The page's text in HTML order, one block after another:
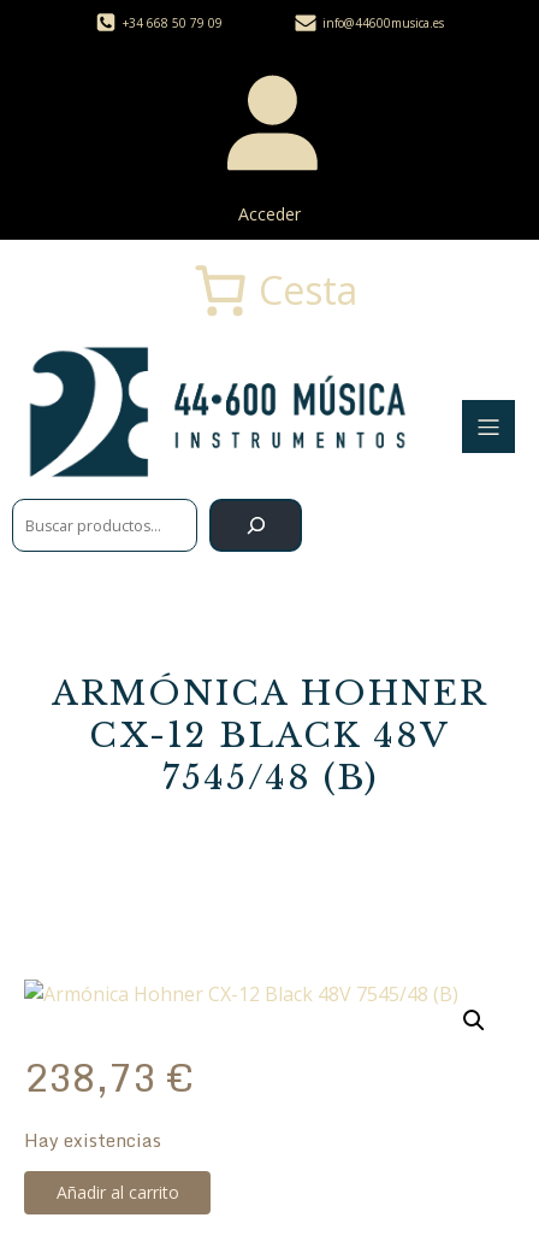
+34 668 50 79 09 info@44600musica.es
Acceder
Buscar
Cesta
ARMÓNICA HOHNER
CX-12 BLACK 48V
7545/48 (B)
238,73 €
Hay existencias
Armónica
Hohner
Añadir al carrito